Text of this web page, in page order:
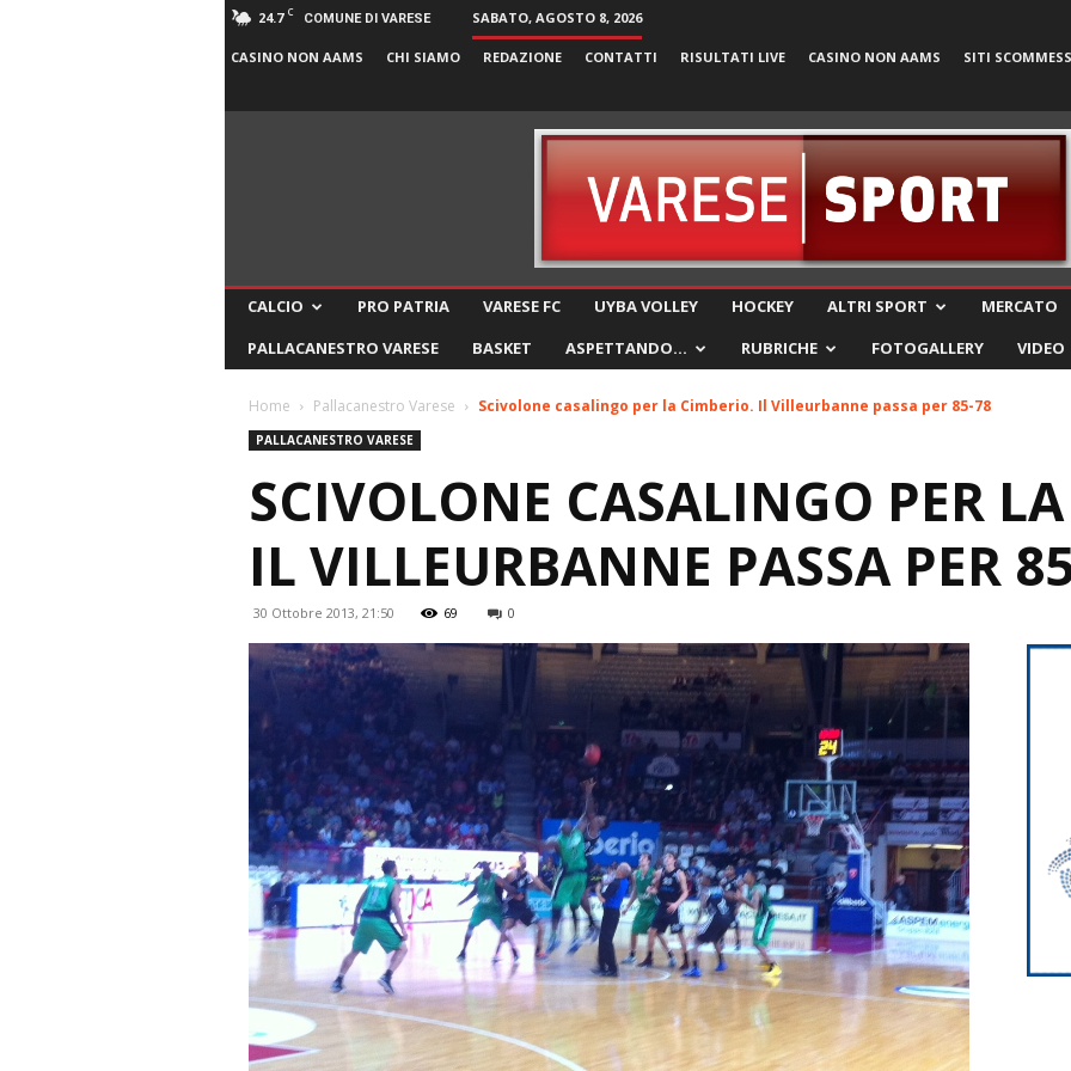
24.7 C COMUNE DI VARESE SABATO, AGOSTO 8, 2026
CASINO NON AAMS CHI SIAMO REDAZIONE CONTATTI RISULTATI LIVE CASINO NON AAMS SITI
CALCIO PRO PATRIA VARESE FC UYBA VOLLEY HOCKEY ALTRI SPORT
MERCATO
PALLACANESTRO VARESE
BASKET ASPETTANDO… RUBRICHE FOTOGALLERY VIDEO
Home Pallacanestro Varese Scivolone casalingo per la Cimberio. Il Villeurbanne passa per 85-78
PALLACANESTRO VARESE
SCIVOLONE CASALINGO PER
IL VILLEURBANNE PASSA PER
30 Ottobre 2013, 21:50 69 0